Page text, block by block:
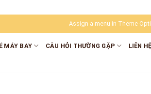
Assign a menu in Theme
MÁY BAY CÂU HỎI THƯỜNG GẶP LIÊN HỆ